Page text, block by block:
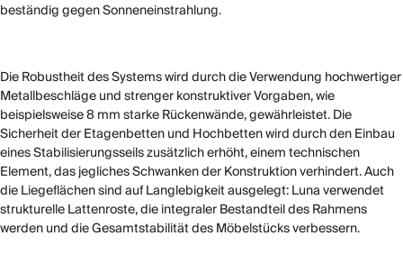
beständig gegen Sonneneinstrahlung.
Die Robustheit des Systems wird durch die Verwendung hochwertiger
Metallbeschläge und strenger konstruktiver Vorgaben, wie
beispielsweise 8 mm starke Rückenwände, gewährleistet. Die
Sicherheit der Etagenbetten und Hochbetten wird durch den Einbau
eines Stabilisierungsseils zusätzlich erhöht, einem technischen
Element, das jegliches Schwanken der Konstruktion verhindert. Auch
die Liegeflächen sind auf Langlebigkeit ausgelegt: Luna verwendet
strukturelle Lattenroste, die integraler Bestandteil des Rahmens
werden und die Gesamtstabilität des Möbelstücks verbessern.